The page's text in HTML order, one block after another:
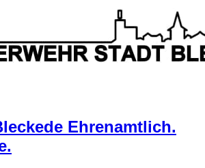
Ehrenamtlich.